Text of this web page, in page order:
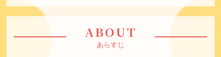
ABOUT
あらすじ